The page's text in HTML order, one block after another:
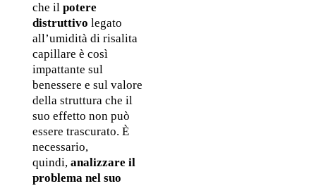
che il potere
distruttivo legato
all’umidità di risalita
capillare è così
impattante sul
benessere e sul valore
della struttura che il
suo effetto non può
essere trascurato. È
necessario,
quindi, analizzare il
problema nel suo